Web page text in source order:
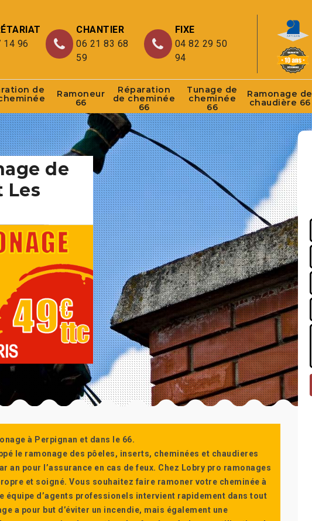
14 96
CHANTIER
06 21 83 68
59
FIXE
04 82 29 50
94
de
Ramoneur
66
Réparation
de cheminée
66
Tunage de
cheminée
66
Ramonage de
chaudière 66
de
Les
à Perpignan et dans le 66.
le ramonage des pôeles, inserts, cheminées et chaudieres
an pour l’assurance en cas de feux. Chez Lobry pro ramonages
et soigné. Vous souhaitez faire ramoner votre cheminée à
équipe d’agents professionels intervient rapidement dans tout
a pour but d’éviter un incendie, mais également une